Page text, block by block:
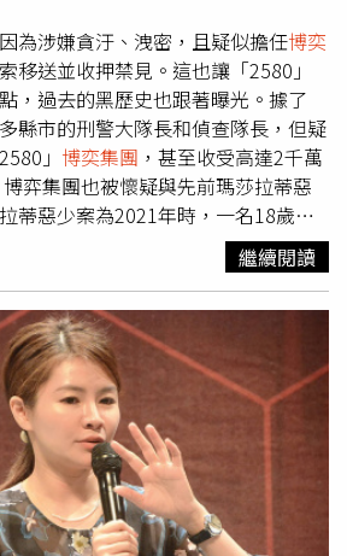
姓前巡官各申誡2次。大雅分局案，
相關考監責任部分，曾姓前隊長記申
的涉案當事人陳姓、林姓及張姓小
佐等5人，均改調為行政警察，並調
為涉嫌貪汙、洩密，且疑似擔任博奕
移送並收押禁見。這也讓「2580」
，過去的黑歷史也跟著曝光。據了
縣市的刑警大隊長和偵查隊長，但疑
」 博奕集團 ，甚至收受高達2千萬
弈集團也被懷疑與先前瑪莎拉蒂惡
蒂惡少案為2021年時，一名18歲宋
不慎擦撞一輛瑪莎拉蒂，竟遭張姓男
內出血送醫。事發後，3名惡煞的囂張
張男等3人也稱為「瑪莎拉蒂惡
》的報導，台中市警局當時也成立專
資的博弈網站，在查扣成員、公司名
車輛的車牌都與該集團博弈網站一
就連相關的密碼都是。至於該數字
許姓首腦原本從事石材及工程行等生
就是「2580」，他覺得這是「起家
網站時，便將網站名稱取為
員工或公司名下車子，規定統一以
繼續閱讀